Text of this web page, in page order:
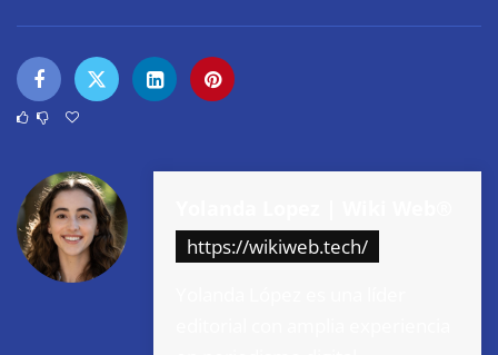
https://wikiweb.tech/